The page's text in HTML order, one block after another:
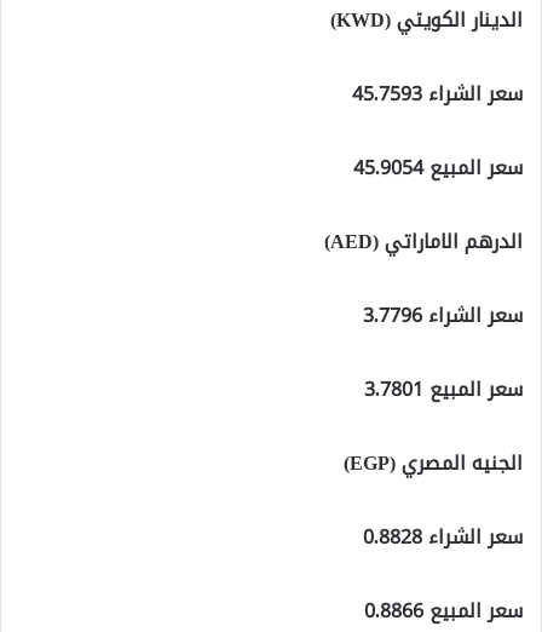
الدينار الكويتي (KWD)
سعر الشراء 45.7593
سعر المبيع 45.9054
الدرهم الاماراتي (AED)
سعر الشراء 3.7796
سعر المبيع 3.7801
الجنيه المصري (EGP)
سعر الشراء 0.8828
سعر المبيع 0.8866